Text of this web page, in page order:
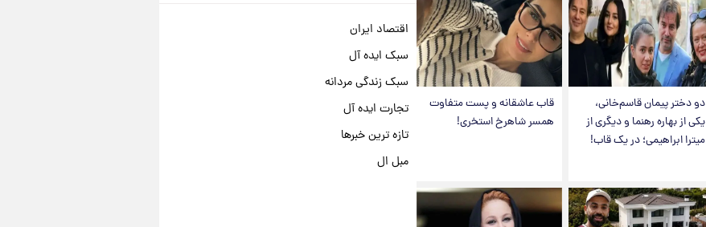
دو دختر پیمان قاسم‌خانی،
یکی از بهاره رهنما و دیگری از
میترا ابراهیمی؛ در یک قاب!
قاب عاشقانه و پست متفاوت
همسر شاهرخ استخری!
اقتصاد ایران
سبک ایده آل
سبک زندگی مردانه
تجارت ایده آل
تازه ترین خبرها
مبل ال